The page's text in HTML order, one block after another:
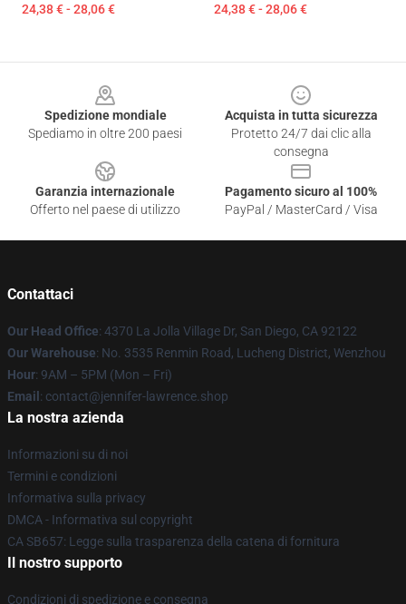
24,38 € - 28,06 € 24,38 € - 28,06 €
Spedizione mondiale
Spediamo in oltre 200 paesi
Acquista in tutta sicurezza
Protetto 24/7 dai clic alla
consegna
Garanzia internazionale
Offerto nel paese di utilizzo
Pagamento sicuro al 100%
PayPal / MasterCard / Visa
Contattaci
Our Head Office: 4370 La Jolla Village Dr, San Diego, CA 92122
Our Warehouse: No. 3535 Renmin Road, Lucheng District, Wenzhou
Hour: 9AM – 5PM (Mon – Fri)
Email : contact@jennifer-lawrence.shop
La nostra azienda
Informazioni su di noi
Termini e condizioni
Informativa sulla privacy
DMCA - Informativa sul copyright
CA SB657: Legge sulla trasparenza della catena di fornitura
Il nostro supporto
Condizioni di spedizione e consegna